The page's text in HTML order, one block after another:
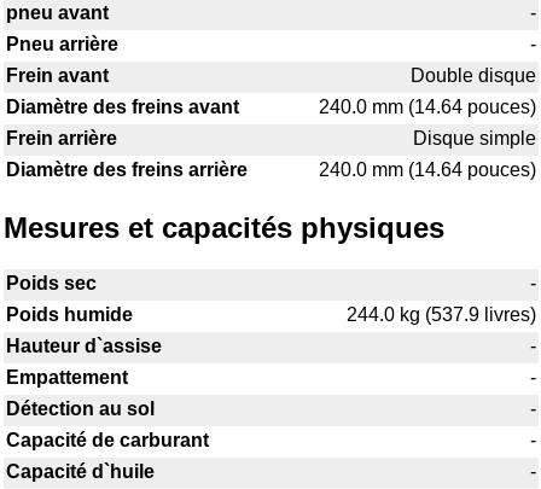
pneu avant
-
Pneu arrière
-
Frein avant
Double disque
Diamètre des freins avant
240.0 mm (14.64 pouces)
Frein arrière
Disque simple
Diamètre des freins arrière
240.0 mm (14.64 pouces)
Mesures et capacités physiques
Poids sec
-
Poids humide
244.0 kg (537.9 livres)
Hauteur d`assise
-
Empattement
-
Détection au sol
-
Capacité de carburant
-
Capacité d`huile
-